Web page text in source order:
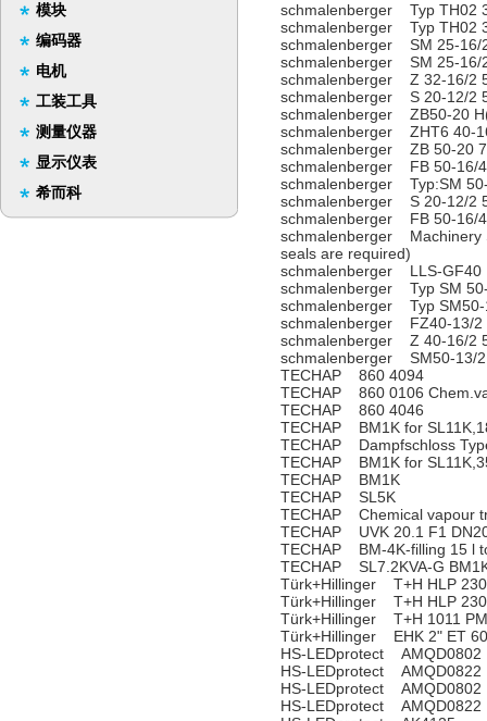
模块
编码器
电机
工装工具
测量仪器
显示仪表
希而科
schmalenberger Typ TH02
schmalenberger Typ TH02
schmalenberger SM 25-16/
schmalenberger SM 25-16/
schmalenberger Z 32-16/2
schmalenberger S 20-12/2
schmalenberger ZB50-20
schmalenberger ZHT6 40-
schmalenberger ZB 50-20
schmalenberger FB 50-16/
schmalenberger Typ:SM
schmalenberger S 20-12/2
schmalenberger FB 50-16/
schmalenberger Machinery
seals are required)
schmalenberger LLS-GF40
schmalenberger Typ SM
schmalenberger Typ SM50-
schmalenberger FZ40-13/2
schmalenberger Z 40-16/2
schmalenberger SM50-13/2
TECHAP 860 4094
TECHAP 860 0106
TECHAP 860 4046
TECHAP BM1K for
TECHAP Dampfschloss
TECHAP BM1K for
TECHAP BM1K
TECHAP SL5K
TECHAP Chemical vapour
TECHAP UVK 20.1 F1
TECHAP BM-4K-filling 15 l
TECHAP SL7.2KVA-G
Türk+Hillinger T+H HLP
Türk+Hillinger T+H HLP
Türk+Hillinger T+H 1011
Türk+Hillinger EHK 2" ET
HS-LEDprotect AMQD0802
HS-LEDprotect AMQD0822
HS-LEDprotect AMQD0802
HS-LEDprotect AMQD0822